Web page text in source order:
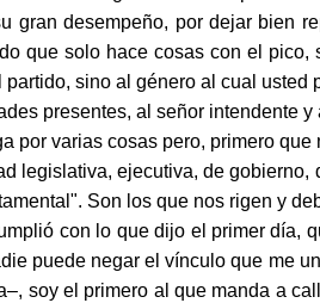
gran desempeño, por dejar bien
que solo hace cosas con el
sino al género al cual usted
presentes, al señor intendente
por varias cosas pero, primero
legislativa, ejecutiva, de
Son los que nos rigen y
con lo que dijo el primer día,
puede negar el vínculo que me
soy el primero al que manda a